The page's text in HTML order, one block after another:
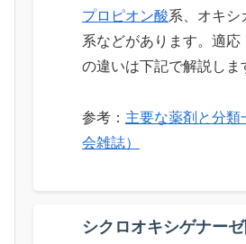
プロピオン酸系、オキシ
系などがあります。適応
の違いは下記で解説しま
参考： 主要な薬剤と分類
会雑誌）
シクロオキシゲナー